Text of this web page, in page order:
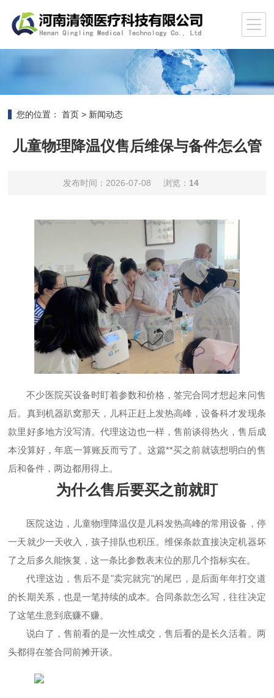
您的位置： 首页 > 新闻动态
儿童物理降温仪售后维保与备件怎么管
发布时间：2026-07-08 浏览： 14
不少医院买设备时盯着参数和价格，签完合同才想起来问售
后。真到机器趴窝那天，儿科正赶上发热高峰，设备科才发现条
款里好多地方没写清。代理这边也一样，售前谈得热火，售后成
本没算好，年底一算账反而亏了。这篇**买之前就该想明白的售
后和备件，两边都用得上。
为什么售后要买之前就盯
医院这边，儿童物理降温仪是儿科发热高峰的常用设备，停
一天就少一天收入，孩子排队也积压。维保条款直接决定机器坏
了之后多久能恢复，这一条比参数表末位的那几个指标实在。
代理这边，售后不是"卖完就完"的尾巴，是后面年年打交道
的长期关系，也是一笔持续的成本。合同条款怎么写，往往决定
了这笔生意到底赚不赚。
说白了，售前看的是一次性成交，售后看的是长久活着。两
头都得在签合同前摊开谈。